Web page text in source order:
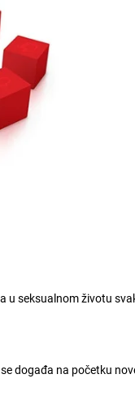
seksualnom životu
događa na početku